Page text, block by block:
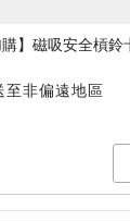
購】磁吸安全槓鈴
至非偏遠地區